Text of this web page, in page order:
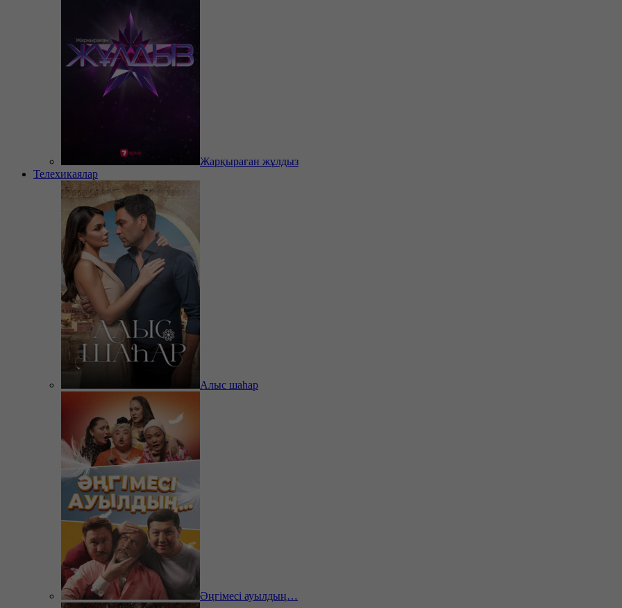
Жарқыраған жұлдыз
Телехикаялар
Алыс шаһар
Әңгімесі ауылдың…